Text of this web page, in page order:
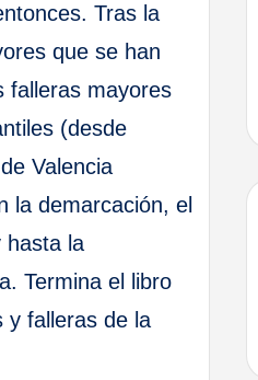
Tras la
que se han
falleras mayores
(desde
Valencia
la demarcación, el
hasta la
Termina el libro
y falleras de la